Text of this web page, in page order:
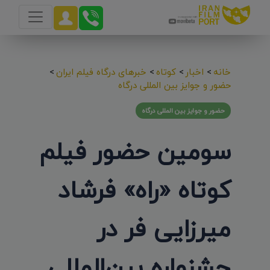
خانه> اخبار> کوتاه> خبرهای درگاه فیلم ایران>
حضور و جوایز بین المللی درگاه
حضور و جوایز بین المللی درگاه
سومین حضور فیلم
کوتاه «راه» فرشاد
میرزایی فر در